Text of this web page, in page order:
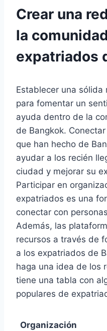
Crear una
la
expatriados
Establecer una sólida
para fomentar un
ayuda dentro de la
de Bangkok.
que han hecho de
ayudar a los recién
ciudad y mejorar su
Participar en
expatriados es una
conectar con
Además, las
recursos a través de
a los expatriados de
haga una idea de los
tiene una tabla con
populares de
Organización